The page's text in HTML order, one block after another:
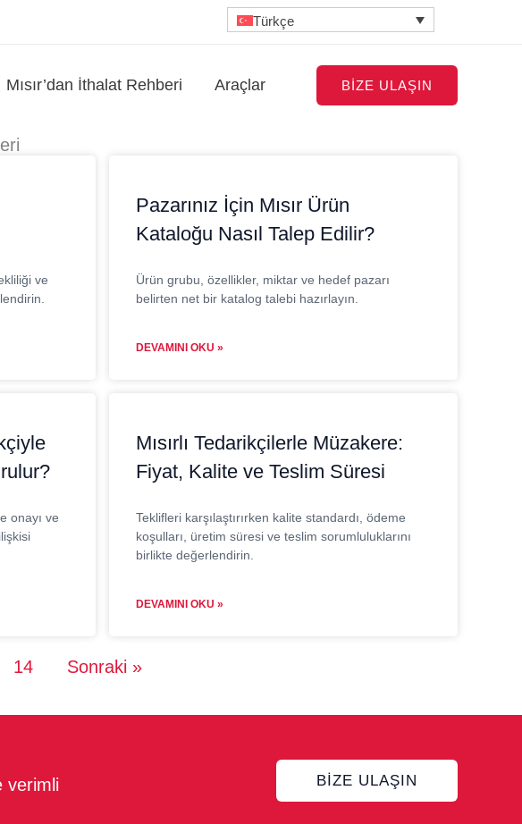
Türkçe
Mısır’dan İthalat Rehberi Araçlar BIZE ULAŞIN
ve
Pazarınız İçin Mısır Ürün
Kataloğu Nasıl Talep Edilir?
Ürün grubu, özellikler, miktar ve hedef pazarı
belirten net bir katalog talebi hazırlayın.
DEVAMINI OKU »
onayı ve
Mısırlı Tedarikçilerle Müzakere:
Fiyat, Kalite ve Teslim Süresi
Teklifleri karşılaştırırken kalite standardı, ödeme
koşulları, üretim süresi ve teslim sorumluluklarını
birlikte değerlendirin.
DEVAMINI OKU »
14 Sonraki »
verimli
BIZE ULAŞIN